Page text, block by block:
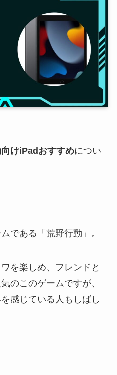
けiPadおすすめについ
である「荒野行動」。
を楽しめ、フレンドと
のこのゲームですが、
感じている人もしばし